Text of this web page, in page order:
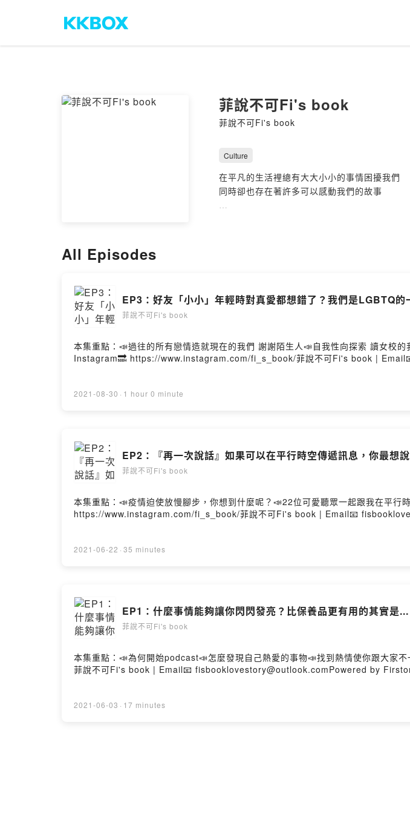
菲說不可Fi's book
菲說不可Fi's book
Culture
在平凡的生活裡總有大大小小的事情困擾我們
同時卻也存在著許多可以感動我們的故事
All Episodes
EP3：好友「小小」年輕時對真愛都想錯了？我們是LGBTQ的
菲說不可Fi's book
本集重點：📣過往的所有戀情造就現在的我們 謝謝陌生人📣自我性向探索 讀女校
Instagram🔜 https://www.instagram.com/fi_s_book/菲說不可Fi's book |
2021-08-30 · 1 hour 0 minute
EP2：『再一次說話』如果可以在平行時空傳遞訊息，你最想
菲說不可Fi's book
本集重點：📣疫情迫使放慢腳步，你想到什麼呢？📣22位可愛聽眾一起跟我在平
https://www.instagram.com/fi_s_book/菲說不可Fi's book | Email📧
2021-06-22 · 35 minutes
EP1：什麼事情能夠讓你閃閃發亮？比保養品更有用的其實是...
菲說不可Fi's book
本集重點：📣為何開始podcast📣怎麼發現自己熱愛的事物📣找到熱情使你跟大
菲說不可Fi's book | Email📧 fisbooklovestory@outlook.comPowered by
2021-06-03 · 17 minutes